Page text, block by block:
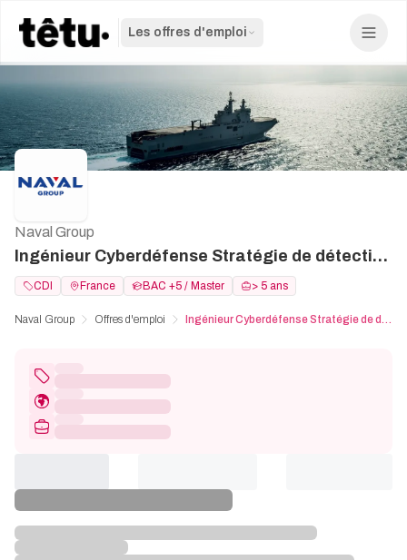
Les offres d'emploi
Ingénieur Cyberdéfense Stratégie de détection - F/H
Naval Group
CDI France BAC +5 / Master > 5 ans
Naval Group Offres d'emploi Ingénieur Cyberdéfense Stratégie de détection - F/H